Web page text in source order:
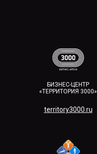
БИЗНЕС-ЦЕНТР
«ТЕРРИТОРИЯ 3000»
territory3000.ru​